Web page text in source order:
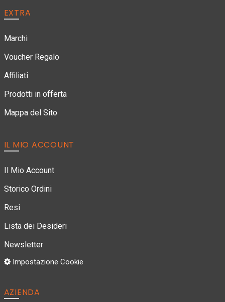
EXTRA
Marchi
Voucher Regalo
Affiliati
Prodotti in offerta
Mappa del Sito
IL MIO ACCOUNT
Il Mio Account
Storico Ordini
Resi
Lista dei Desideri
Newsletter
Impostazione Cookie
AZIENDA